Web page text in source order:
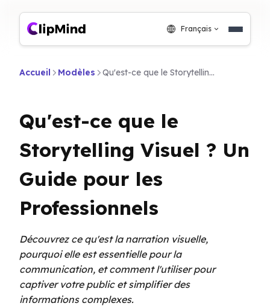
Français
Accueil Modèles Qu'est-ce que le Storytelling Visuel ? Un Guide pour les Professionnels
Qu'est-ce que le
Storytelling Visuel ? Un
Guide pour les
Professionnels
Découvrez ce qu'est la narration visuelle,
pourquoi elle est essentielle pour la
communication, et comment l'utiliser pour
captiver votre public et simplifier des
informations complexes.